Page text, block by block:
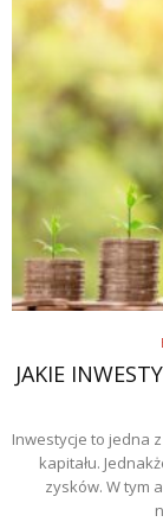
JAKIE
Inwestycje to jedna
kapitału.
zysków. W tym